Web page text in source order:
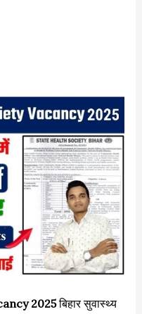
2025बिहार सुवास्थ्य